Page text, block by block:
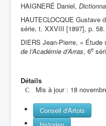
HAIGNERÉ Daniel,
HAUTECLOCQUE Gustave
série, t. XXVIII [1897], p. 58.
DIERS Jean-Pierre, « Étude
de l’Académie d’Arras, 6e
Détails
Mis à jour : 18
Conseil d'Artois
historien